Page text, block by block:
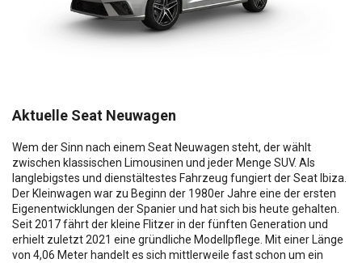
Aktuelle Seat Neuwagen
Wem der Sinn nach einem Seat Neuwagen steht, der wählt
zwischen klassischen Limousinen und jeder Menge SUV. Als
langlebigstes und dienstältestes Fahrzeug fungiert der Seat Ibiza.
Der Kleinwagen war zu Beginn der 1980er Jahre eine der ersten
Eigenentwicklungen der Spanier und hat sich bis heute gehalten.
Seit 2017 fährt der kleine Flitzer in der fünften Generation und
erhielt zuletzt 2021 eine gründliche Modellpflege. Mit einer Länge
von 4,06 Meter handelt es sich mittlerweile fast schon um ein